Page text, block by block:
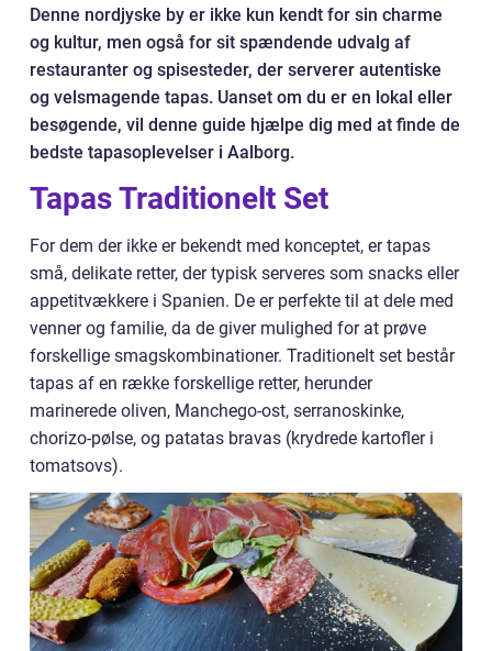
Denne nordjyske by er ikke kun kendt for sin charme
og kultur, men også for sit spændende udvalg af
restauranter og spisesteder, der serverer autentiske
og velsmagende tapas. Uanset om du er en lokal eller
besøgende, vil denne guide hjælpe dig med at finde de
bedste tapasoplevelser i Aalborg.
Tapas Traditionelt Set
For dem der ikke er bekendt med konceptet, er tapas
små, delikate retter, der typisk serveres som snacks eller
appetitvækkere i Spanien. De er perfekte til at dele med
venner og familie, da de giver mulighed for at prøve
forskellige smagskombinationer. Traditionelt set består
tapas af en række forskellige retter, herunder
marinerede oliven, Manchego-ost, serranoskinke,
chorizo-pølse, og patatas bravas (krydrede kartofler i
tomatsovs).